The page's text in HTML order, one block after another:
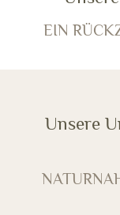
EIN
Unsere